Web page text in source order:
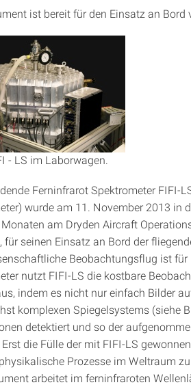
ist bereit für den Einsatz an Bord
- LS im Laborwagen.
Ferninfrarot Spektrometer FIFI-
wurde am 11. November 2013 in
am Dryden Aircraft
für seinen Einsatz an Bord der
Beobachtungsflug ist
nutzt FIFI-LS die kostbare
indem es nicht nur einfach Bilder
komplexen Spiegelsystems (siehe
detektiert und so der
die Fülle der mit FIFI-LS
Prozesse im Weltraum
arbeitet im ferninfraroten